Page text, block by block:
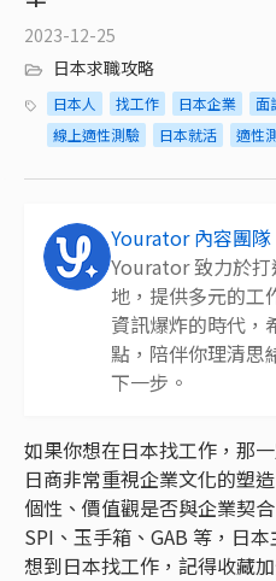
2023-12-25
日本求職攻略
日本人 找工作 日本企業 面
線上適性測驗
日本就活 適性
Yourator 內容團隊
Yourator 致力於打
地，提供多元的工
資訊爆炸的時代，
點，陪伴你理清思
下一步。
如果你想在日本找工作，那
日商非常重視企業文化的塑
個性、價值觀是否與企業契
SPI、玉手箱、GAB 等，日
想到日本找工作，記得收藏加